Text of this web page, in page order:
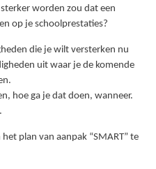
worden zou dat een
op je schoolprestaties?
die je wilt versterken nu
uit waar je de komende
hoe ga je dat doen, wanneer.
plan van aanpak “SMART” te